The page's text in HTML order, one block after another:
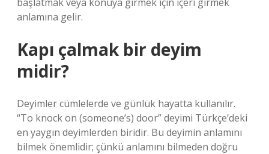
anlamına gelir.
Kapı çalmak bir deyim
midir?
Deyimler cümlelerde ve günlük hayatta kullanılır.
“To knock on (someone’s) door” deyimi Türkçe’deki
en yaygın deyimlerden biridir. Bu deyimin anlamını
bilmek önemlidir; çünkü anlamını bilmeden doğru